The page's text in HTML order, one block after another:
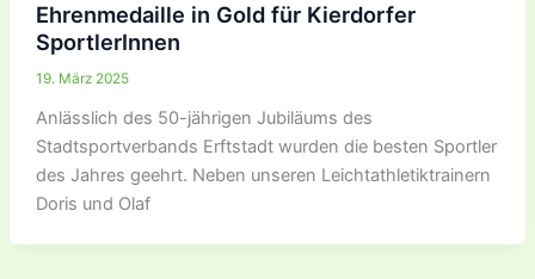
Ehrenmedaille in Gold für Kierdorfer
SportlerInnen
19. März 2025
Anlässlich des 50-jährigen Jubiläums des
Stadtsportverbands Erftstadt wurden die besten Sportler
des Jahres geehrt. Neben unseren Leichtathletiktrainern
Doris und Olaf